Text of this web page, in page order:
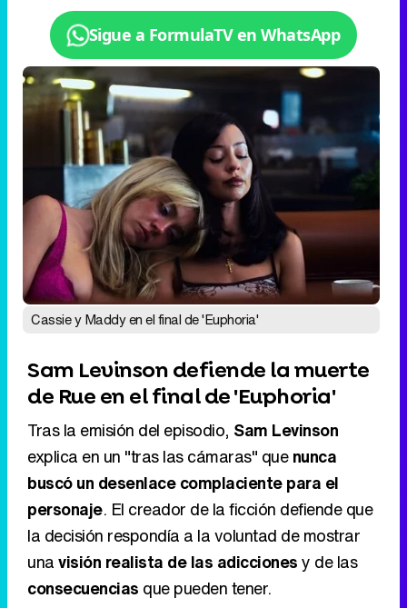
Sigue a FormulaTV en WhatsApp
Cassie y Maddy en el final de 'Euphoria'
Sam Levinson defiende la muerte
de Rue en el final de 'Euphoria'
Tras la emisión del episodio, Sam Levinson
explica en un "tras las cámaras" quenunca
buscó un desenlace complaciente para el
personaje. El creador de la ficción defiende que
la decisión respondía a la voluntad de mostrar
unavisión realista de las adiccionesy de las
consecuencias que pueden tener.